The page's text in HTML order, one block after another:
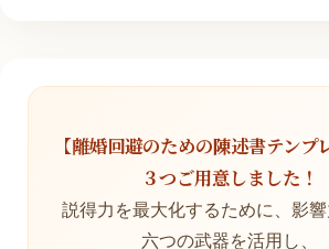
【離婚回避のための陳述書テンプ
３つご用意しました！
説得力を最大化するために、影
六つの武器を活用し、